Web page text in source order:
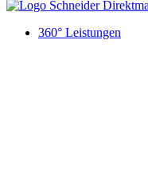
360° Leistungen